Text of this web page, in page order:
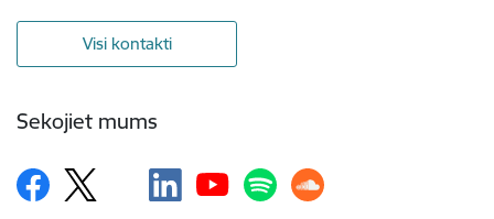
Visi kontakti
Sekojiet mums